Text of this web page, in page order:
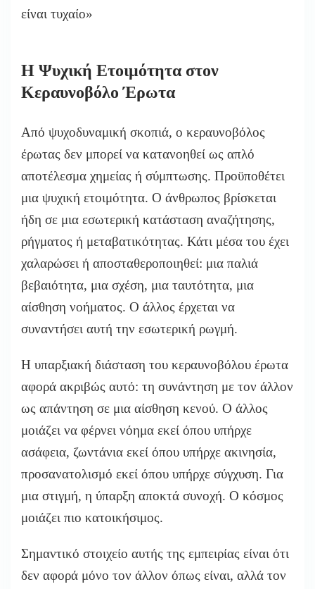
είναι τυχαίο»
Η Ψυχική Ετοιμότητα στον
Κεραυνοβόλο Έρωτα
Από ψυχοδυναμική σκοπιά, ο κεραυνοβόλος
έρωτας δεν μπορεί να κατανοηθεί ως απλό
αποτέλεσμα χημείας ή σύμπτωσης. Προϋποθέτει
μια ψυχική ετοιμότητα. Ο άνθρωπος βρίσκεται
ήδη σε μια εσωτερική κατάσταση αναζήτησης,
ρήγματος ή μεταβατικότητας. Κάτι μέσα του έχει
χαλαρώσει ή αποσταθεροποιηθεί: μια παλιά
βεβαιότητα, μια σχέση, μια ταυτότητα, μια
αίσθηση νοήματος. Ο άλλος έρχεται να
συναντήσει αυτή την εσωτερική ρωγμή.
Η υπαρξιακή διάσταση του κεραυνοβόλου έρωτα
αφορά ακριβώς αυτό: τη συνάντηση με τον άλλον
ως απάντηση σε μια αίσθηση κενού. Ο άλλος
μοιάζει να φέρνει νόημα εκεί όπου υπήρχε
ασάφεια, ζωντάνια εκεί όπου υπήρχε ακινησία,
προσανατολισμό εκεί όπου υπήρχε σύγχυση. Για
μια στιγμή, η ύπαρξη αποκτά συνοχή. Ο κόσμος
μοιάζει πιο κατοικήσιμος.
Σημαντικό στοιχείο αυτής της εμπειρίας είναι ότι
δεν αφορά μόνο τον άλλον όπως είναι, αλλά τον